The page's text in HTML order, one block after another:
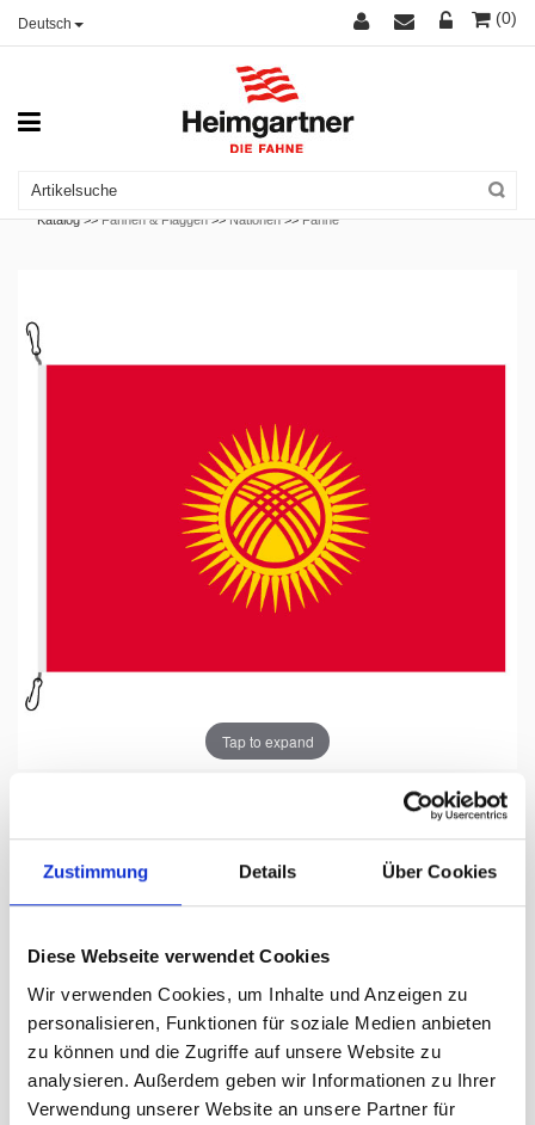
Zustimmung Details Über Cookies
Diese Webseite verwendet Cookies
Wir verwenden Cookies, um Inhalte und Anzeigen zu
personalisieren, Funktionen für soziale Medien anbieten
zu können und die Zugriffe auf unsere Website zu
analysieren. Außerdem geben wir Informationen zu Ihrer
Verwendung unserer Website an unsere Partner für
Deutsch (0)
Katalog >>Fahnen & Flaggen >>Nationen >>Fahne
Tap to expand
Fahne, Nation bedruckt,
Kirgistan, 200 x 300 cm
Lieferzeit Tage:ca. 5-7 Arbeitstage
318.00 CHF
Preis zzgl. 8.1% MwSt.: 343.75 CHF